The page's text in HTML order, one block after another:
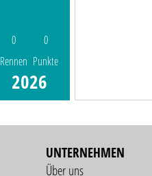
0
Rennen
0
Punkte
2026
UNTERNEHMEN
Über uns